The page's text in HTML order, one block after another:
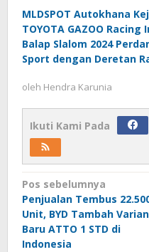
MLDSPOT Autokhana
TOYOTA GAZOO
Balap Slalom 2024
Sport dengan Deretan
oleh Hendra Karunia
Ikuti Kami Pada
Navigasi
pos
Pos sebelumnya
Penjualan Tembus
Unit, BYD Tambah Varian
Baru ATTO 1 STD di
Indonesia